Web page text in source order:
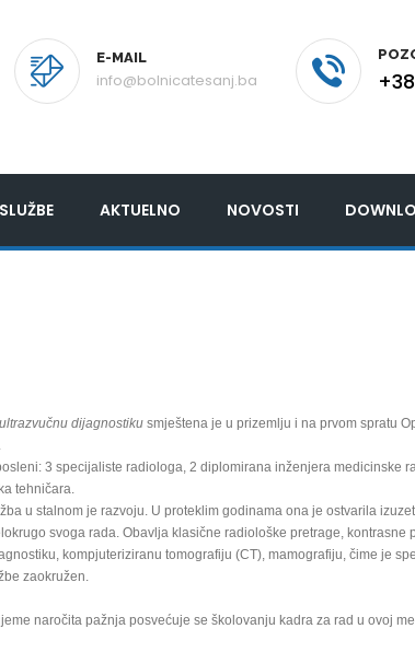
E-MAIL
info@bolnicatesanj.ba
SLUŽBE AKTUELNO NOVOSTI
dijagnostiku smještena je u prizemlju i na prvom spratu
3 specijaliste radiologa, 2 diplomirana inženjera medicinske
tehničara.
u stalnom je razvoju. U proteklim godinama ona je ostvarila
svoga rada. Obavlja klasične radiološke pretrage, kontrasne
kompjuteriziranu tomografiju (CT), mamografiju, čime je
zaokružen.
naročita pažnja posvećuje se školovanju kadra za rad u ovoj